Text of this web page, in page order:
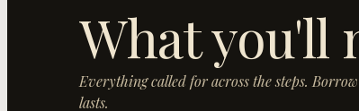
What you'll
Everything called for across the steps.
lasts.